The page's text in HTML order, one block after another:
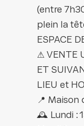
(entre
plein la
ESPACE
⚠ VENTE
ET
LIEU et
📍 Maison
🕰️ Lundi :